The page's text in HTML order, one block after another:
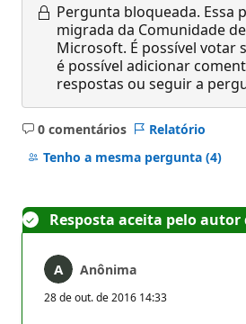
Pergunta bloqueada. Essa
migrada da Comunidade
Microsoft. É possível votar
é possível adicionar
respostas ou seguir a
0 comentários
Sem
comentários
Relatório
Tenho a mesma pergunta (4)
Resposta aceita pelo
Anônima
28 de out. de 2016 14:33